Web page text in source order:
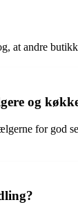
at andre
og
for god